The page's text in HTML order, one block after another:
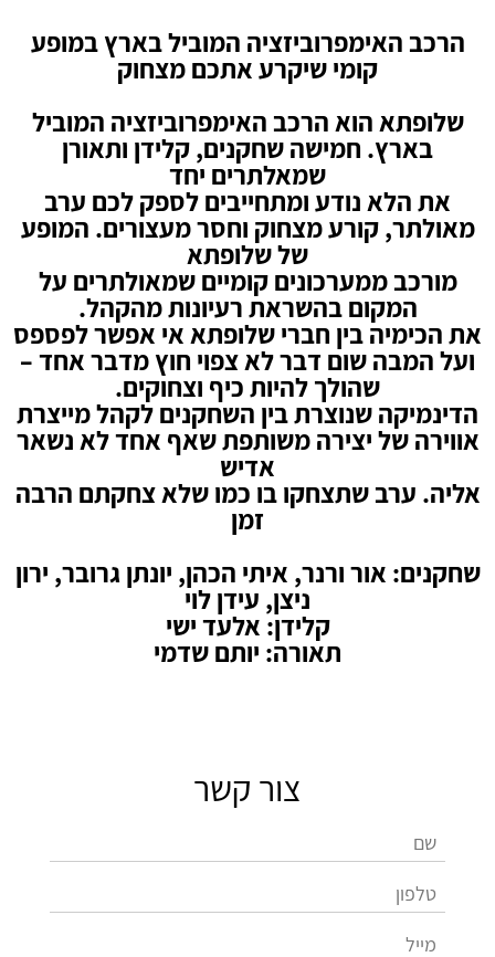
הרכב האימפרוביזציה המוביל בארץ במופע
קומי שיקרע אתכם מצחוק
שלופתא הוא הרכב האימפרוביזציה המוביל
בארץ. חמישה שחקנים, קלידן ותאורן
שמאלתרים יחד
את הלא נודע ומתחייבים לספק לכם ערב
מאולתר, קורע מצחוק וחסר מעצורים. המופע
של שלופתא
מורכב ממערכונים קומיים שמאולתרים על
המקום בהשראת רעיונות מהקהל.
את הכימיה בין חברי שלופתא אי אפשר לפספס
ועל המבה שום דבר לא צפוי חוץ מדבר אחד –
שהולך להיות כיף וצחוקים.
הדינמיקה שנוצרת בין השחקנים לקהל מייצרת
אווירה של יצירה משותפת שאף אחד לא נשאר
אדיש
אליה. ערב שתצחקו בו כמו שלא צחקתם הרבה
זמן
שחקנים: אור ורנר, איתי הכהן, יונתן גרובר, ירון
ניצן, עידן לוי
קלידן: אלעד ישי
תאורה: יותם שדמי
צור קשר